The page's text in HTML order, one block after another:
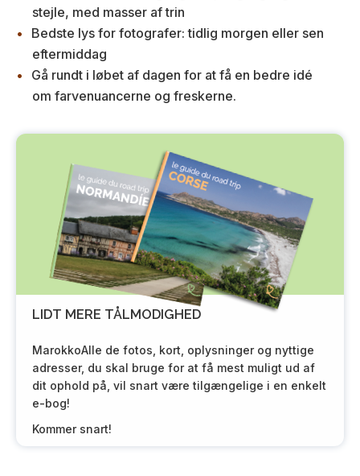
stejle, med masser af trin
Bedste lys for fotografer: tidlig morgen eller sen
eftermiddag
Gå rundt i løbet af dagen for at få en bedre idé
om farvenuancerne og freskerne.
LIDT MERE TÅLMODIGHED
MarokkoAlle de fotos, kort, oplysninger og nyttige
adresser, du skal bruge for at få mest muligt ud af
dit ophold på, vil snart være tilgængelige i en enkelt
e-bog!
Kommer snart!